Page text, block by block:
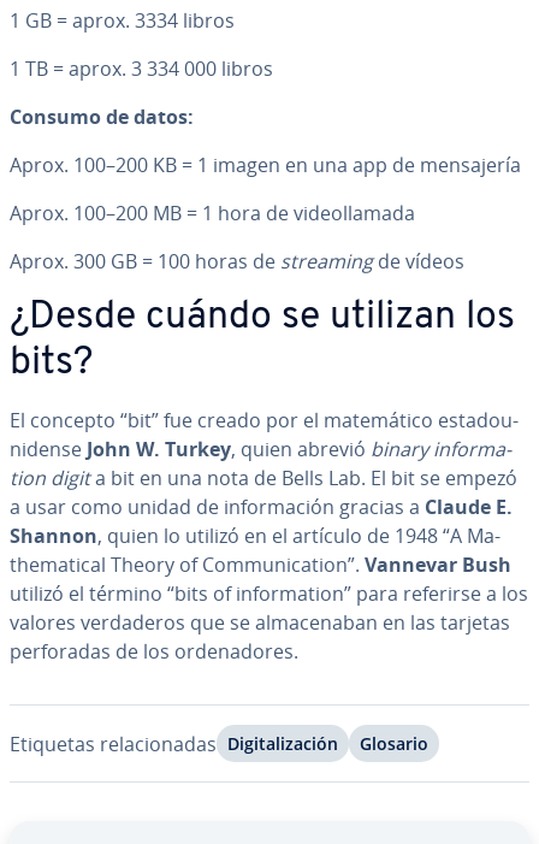
1 GB = aprox. 3334 libros
1 TB = aprox. 3 334 000 libros
Consumo de datos:
Aprox. 100–200 KB = 1 imagen en una app de me­n­sa­je­ría
Aprox. 100–200 MB = 1 hora de vi­deo­lla­ma­da
Aprox. 300 GB = 100 horas de streamingde vídeos
¿Desde cuándo se utilizan los
bits?
El concepto “bit” fue creado por el ma­te­má­ti­co es­ta­dou­
ni­de­n­se John W. Turkey, quien abrevió binary in­fo­r­ma­
tion digita bit en una nota de Bells Lab. El bit se empezó
a usar como unidad de in­fo­r­ma­ción gracias a Claude E.
Shannon, quien lo utilizó en el artículo de 1948 “A Ma­
the­ma­ti­cal Theory of Co­m­mu­ni­ca­tion”. Vannevar Bush
utilizó el término “bits of in­fo­r­ma­tion” para referirse a los
valores ve­r­da­de­ros que se al­ma­ce­na­ban en las tarjetas
pe­r­fo­ra­das de los or­de­na­do­res.
Etiquetas re­la­cio­na­das Di­gi­ta­li­za­ción Glosario